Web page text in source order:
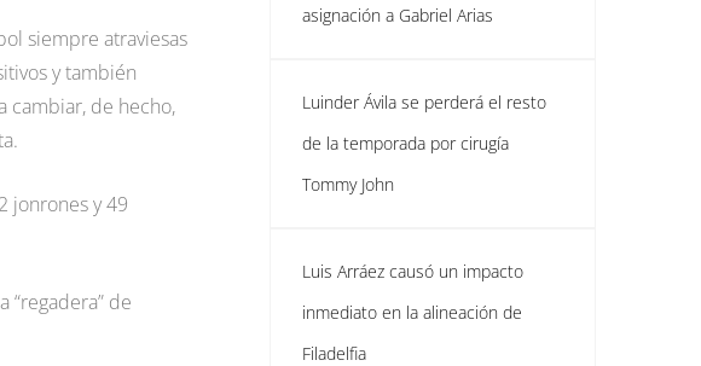
siempre atraviesas
y también
cambiar, de hecho,
jonrones y 49
“regadera” de
asignación a Gabriel Arias
Luinder Ávila se perderá el resto
de la temporada por cirugía
Tommy John
Luis Arráez causó un impacto
inmediato en la alineación de
Filadelfia